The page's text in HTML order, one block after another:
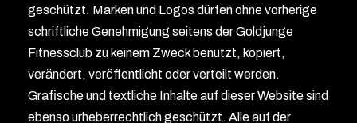
geschützt. Marken und Logos dürfen ohne vorherige
schriftliche Genehmigung seitens der Goldjunge
Fitnessclub zu keinem Zweck benutzt, kopiert,
verändert, veröffentlicht oder verteilt werden.
Grafische und textliche Inhalte auf dieser Website sind
ebenso urheberrechtlich geschützt. Alle auf der